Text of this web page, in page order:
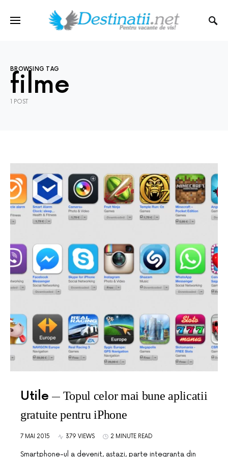
BROWSING TAG
filme
1 POST
Utile
Topul celor mai bune aplicatii
gratuite pentru iPhone
7 MAI 2015 379 VIEWS 2 MINUTE READ
Smartphone-ul a devenit, astazi, parte integranta din